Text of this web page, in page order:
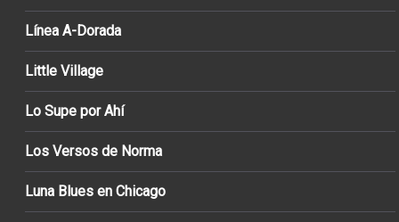
Línea A-Dorada
Little Village
Lo Supe por Ahí
Los Versos de Norma
Luna Blues en Chicago